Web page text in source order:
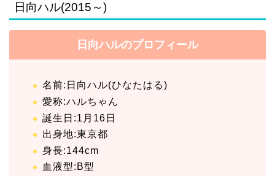
日向ハル(2015～)
日向ハルのプロフィール
名前:日向ハル(ひなたはる)
愛称:ハルちゃん
誕生日:1月16日
出身地:東京都
身長:144cm
血液型:B型